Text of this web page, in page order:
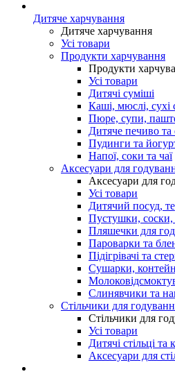
Дитяче харчування
Дитяче харчування
Усі товари
Продукти харчування
Продукти
Усі товари
Дитячі суміші
Каші, мюслі, сухі
Пюре, супи,
Дитяче печиво та
Пудинги та
Напої, соки та чаї
Аксесуари для
Аксесуари для
Усі товари
Дитячий посуд,
Пустушки, соски,
Пляшечки для
Пароварки та
Підігрівачі та
Сушарки,
Слинявчики та
Стільчики для
Стільчики для
Усі товари
Дитячі стільці та
Аксесуари для